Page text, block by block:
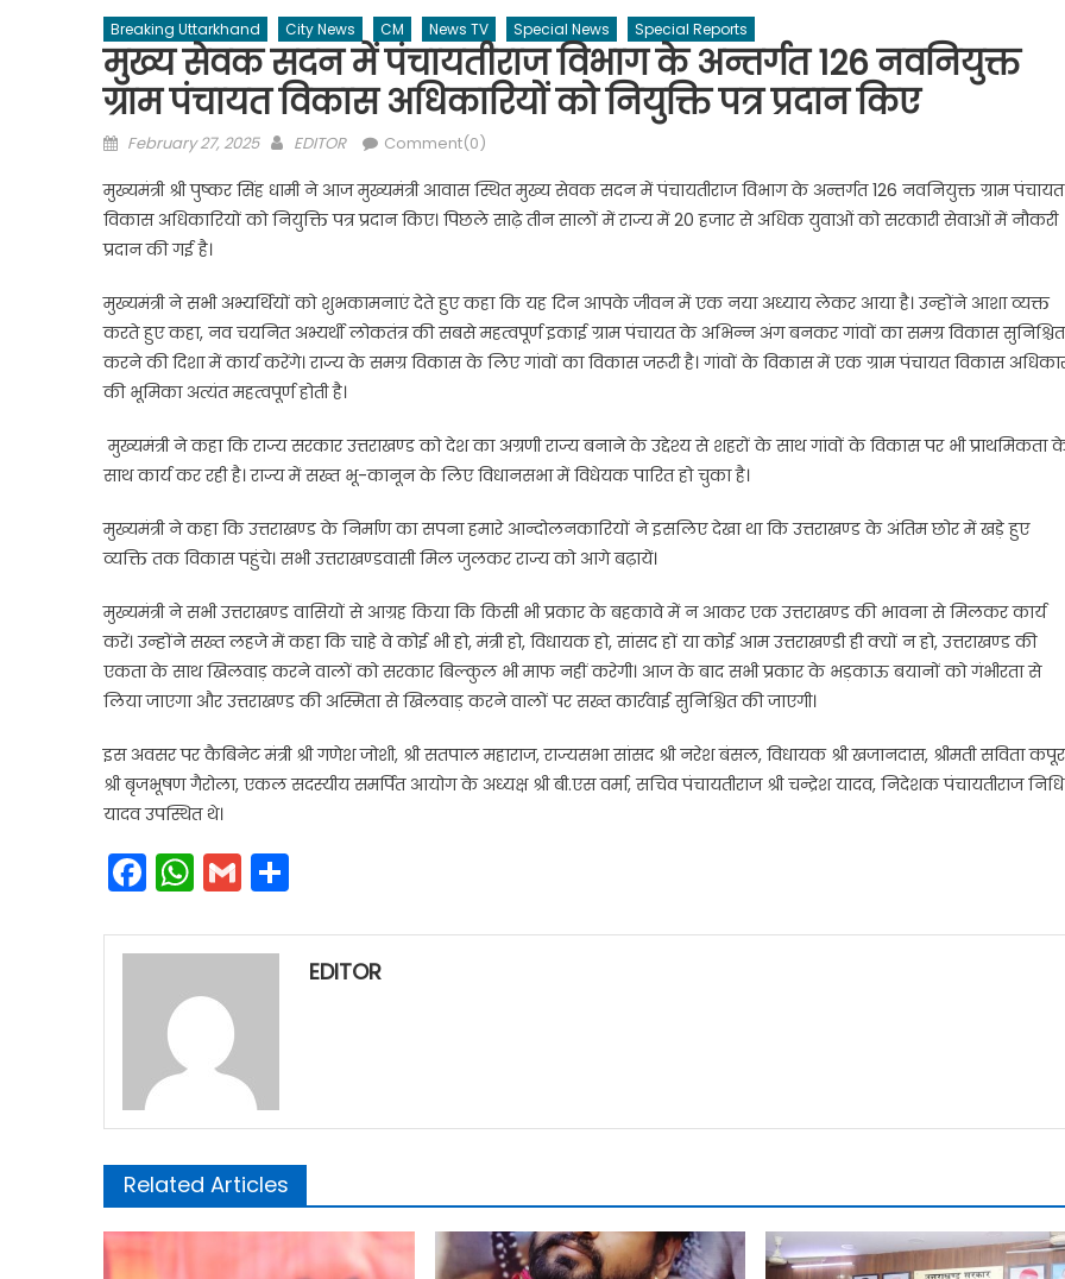
Breaking Uttarkhand City News CM News TV Special News Special Reports
मुख्य सेवक सदन में पंचायतीराज विभाग के अन्तर्गत 126 नवनियुक्त
ग्राम पंचायत विकास अधिकारियों को नियुक्ति पत्र प्रदान किए
Posted
February 27, 2025 Author
EDITOR Comment(0)
मुख्यमंत्री श्री पुष्कर सिंह धामी ने आज मुख्यमंत्री आवास स्थित मुख्य सेवक सदन में पंचायतीराज विभाग के अन्तर्गत 126 नवनियुक्त ग्राम पंचायत
विकास अधिकारियों को नियुक्ति पत्र प्रदान किए। पिछले साढ़े तीन सालों में राज्य में 20 हजार से अधिक युवाओं को सरकारी सेवाओं में नौकरी
प्रदान की गई है।
मुख्यमंत्री ने सभी अभ्यर्थियों को शुभकामनाएं देते हुए कहा कि यह दिन आपके जीवन में एक नया अध्याय लेकर आया है। उन्होंने आशा व्यक्त
करते हुए कहा, नव चयनित अभ्यर्थी लोकतंत्र की सबसे महत्वपूर्ण इकाई ग्राम पंचायत के अभिन्न अंग बनकर गांवों का समग्र विकास सुनिश्चित
करने की दिशा में कार्य करेंगे। राज्य के समग्र विकास के लिए गांवों का विकास जरूरी है। गांवों के विकास में एक ग्राम पंचायत विकास
की भूमिका अत्यंत महत्वपूर्ण होती है।
मुख्यमंत्री ने कहा कि राज्य सरकार उत्तराखण्ड को देश का अग्रणी राज्य बनाने के उद्देश्य से शहरों के साथ गांवों के विकास पर भी प्राथमिकता
साथ कार्य कर रही है। राज्य में सख्त भू-कानून के लिए विधानसभा में विधेयक पारित हो चुका है।
मुख्यमंत्री ने कहा कि उत्तराखण्ड के निर्माण का सपना हमारे आन्दोलनकारियों ने इसलिए देखा था कि उत्तराखण्ड के अंतिम छोर में खड़े हुए
व्यक्ति तक विकास पहुंचे। सभी उत्तराखण्डवासी मिल जुलकर राज्य को आगे बढ़ायें।
मुख्यमंत्री ने सभी उत्तराखण्ड वासियों से आग्रह किया कि किसी भी प्रकार के बहकावे में न आकर एक उत्तराखण्ड की भावना से मिलकर कार्य
करें। उन्होंने सख्त लहजे में कहा कि चाहे वे कोई भी हो, मंत्री हो, विधायक हो, सांसद हों या कोई आम उत्तराखण्डी ही क्यों न हो, उत्तराखण्ड की
एकता के साथ खिलवाड़ करने वालों को सरकार बिल्कुल भी माफ नहीं करेगी। आज के बाद सभी प्रकार के भड़काऊ बयानों को गंभीरता से
लिया जाएगा और उत्तराखण्ड की अस्मिता से खिलवाड़ करने वालों पर सख्त कार्रवाई सुनिश्चित की जाएगी।
इस अवसर पर कैबिनेट मंत्री श्री गणेश जोशी, श्री सतपाल महाराज, राज्यसभा सांसद श्री नरेश बंसल, विधायक श्री खजानदास, श्रीमती सविता
श्री बृजभूषण गैरोला, एकल सदस्यीय समर्पित आयोग के अध्यक्ष श्री बी.एस वर्मा, सचिव पंचायतीराज श्री चन्द्रेश यादव, निदेशक पंचायतीराज निधि
यादव उपस्थित थे।
Facebook
WhatsApp
Gmail
EDITOR
Related Articles